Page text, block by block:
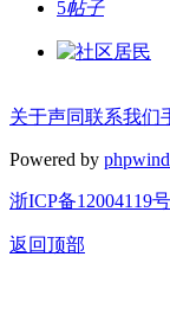
5帖子
关于声同联系我们
Powered by
浙ICP备12004119
返回顶部